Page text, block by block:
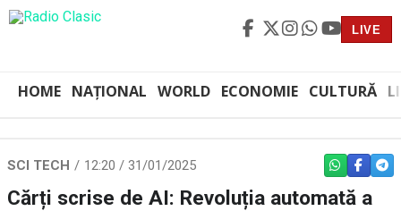
LIVE
HOME NAȚIONAL WORLD ECONOMIE CULTURĂ
SCI TECH 12:20 / 31/01/2025 WHATSAPP
Cărți scrise de AI: Revoluția automată a